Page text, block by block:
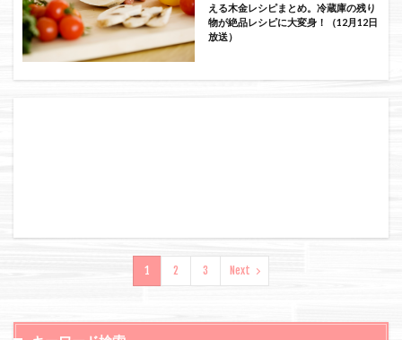
える木金レシピまとめ。冷蔵庫の残り
物が絶品レシピに大変身！（12月12日
放送）
1 2 3 Next